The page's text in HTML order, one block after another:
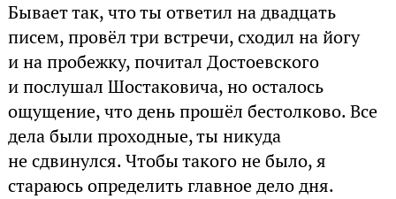
Бывает так, что ты ответил на двадцать
писем, провёл три встречи, сходил на йогу
и на пробежку, почитал Достоевского
и послушал Шостаковича, но осталось
ощущение, что день прошёл бестолково. Все
дела были проходные, ты никуда
не сдвинулся. Чтобы такого не было, я
стараюсь определить главное дело дня.